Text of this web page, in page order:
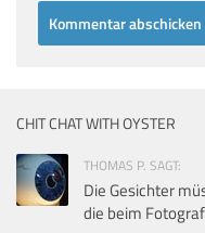
CHIT CHAT WITH OYSTER
THOMAS P. SAGT:
Die Gesichter
die beim